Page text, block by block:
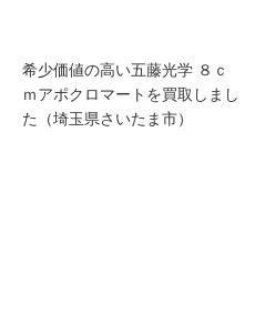
希少価値の高い五藤光学 ８ｃ
ｍアポクロマートを買取しまし
た（埼玉県さいたま市）